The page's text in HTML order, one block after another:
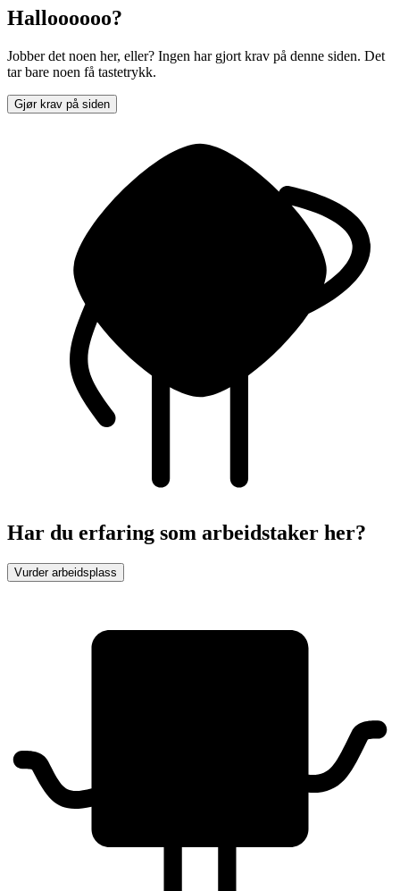
Halloooooo?
Jobber det noen her, eller? Ingen har gjort krav på denne siden. Det
tar bare noen få tastetrykk.
Gjør krav på siden
Har du erfaring som arbeidstaker her?
Vurder arbeidsplass